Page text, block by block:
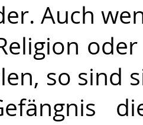
Auch
so sind